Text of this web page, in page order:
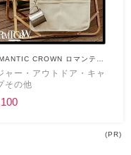
CROWN ロマンティ
クラウン
ャー・アウトドア・キャ
その他
(PR)